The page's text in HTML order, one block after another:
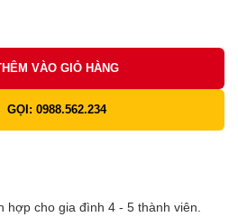
VÀO GIỎ HÀNG
GỌI: 0988.562.234
hợp cho gia đình 4 - 5 thành viên.